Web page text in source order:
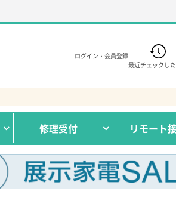
ログイン・会員登録
最近チェックし
修理受付 リモート